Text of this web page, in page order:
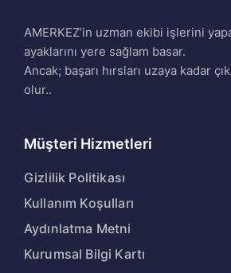
AMERKEZ’in uzman ekibi işlerini
ayaklarını yere sağlam basar.
Ancak; başarı hırsları uzaya kadar
olur..
Müşteri Hizmetleri
Gizlilik Politikası
Kullanım Koşulları
Aydınlatma Metni
Kurumsal Bilgi Kartı